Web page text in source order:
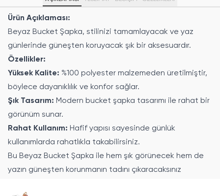
Ürün Açıklaması:
Beyaz Bucket Şapka, stilinizi tamamlayacak ve yaz
günlerinde güneşten koruyacak şık bir aksesuardır.
Özellikler:
Yüksek Kalite: %100 polyester malzemeden üretilmiştir,
böylece dayanıklılık ve konfor sağlar.
Şık Tasarım: Modern bucket şapka tasarımı ile rahat bir
görünüm sunar.
Rahat Kullanım: Hafif yapısı sayesinde günlük
kullanımlarda rahatlıkla takabilirsiniz.
Bu Beyaz Bucket Şapka ile hem şık görünecek hem de
yazın güneşten korunmanın tadını çıkaracaksınız